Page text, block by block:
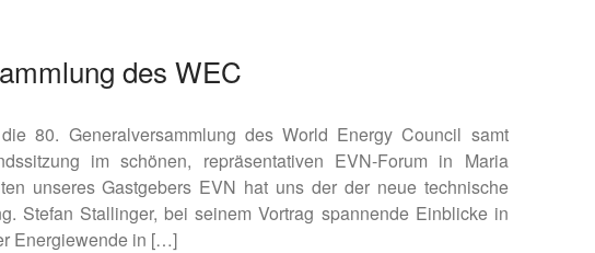
des WEC
80. Generalversammlung des World Energy Council samt
im schönen, repräsentativen EVN-Forum in Maria
unseres Gastgebers EVN hat uns der der neue technische
Stefan Stallinger, bei seinem Vortrag spannende Einblicke in
Energiewende in […]